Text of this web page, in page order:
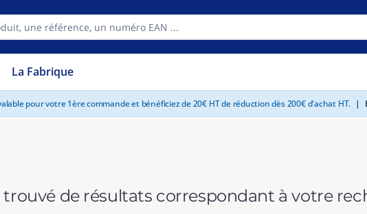
La Fabrique
pour votre 1ère commande et bénéficiez de 20€ HT de réduction dès 200€ d'achat HT. |
trouvé de résultats correspondant à votre